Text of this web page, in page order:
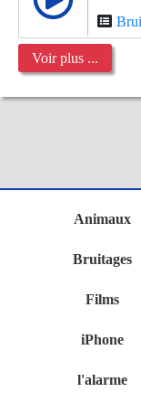
Voir plus ...
Animaux
Bruitages
Films
iPhone
l'alarme